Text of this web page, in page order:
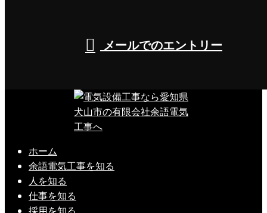
メールでのエントリー
ホーム
余語電気工事を知る
人を知る
仕事を知る